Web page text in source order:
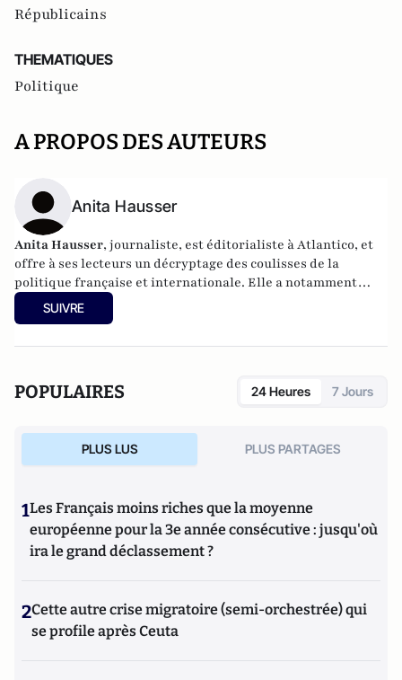
Républicains
THEMATIQUES
Politique
A PROPOS DES AUTEURS
Anita Hausser
Anita Hausser, journaliste, est éditorialiste à Atlantico, et
offre à ses lecteurs un décryptage des coulisses de la
politique française et internationale. Elle a notamment
publiéSarkozy, itinéraire d'une ambition
l'Archipel, 2003). Elle a également réalisé les documentaires
SUIVRE
POPULAIRES 24 Heures 7 Jours
PLUS LUS PLUS PARTAGES
1Les Français moins riches que la moyenne
européenne pour la 3e année consécutive : jusqu'où
ira le grand déclassement ?
2Cette autre crise migratoire (semi-orchestrée) qui
se profile après Ceuta